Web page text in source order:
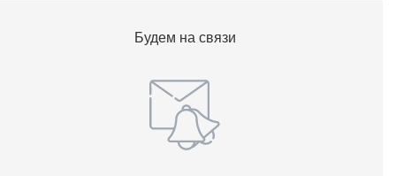
Будем на связи